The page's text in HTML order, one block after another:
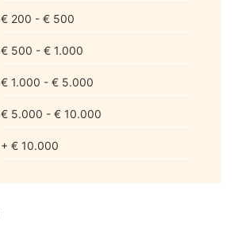
€ 200 - € 500
€ 500 - € 1.000
€ 1.000 - € 5.000
€ 5.000 - € 10.000
+ € 10.000